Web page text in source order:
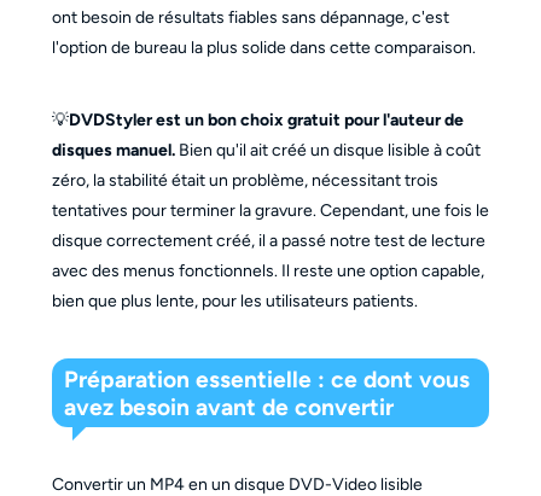
ont besoin de résultats fiables sans dépannage, c'est
l'option de bureau la plus solide dans cette comparaison.
💡DVDStyler est un bon choix gratuit pour l'auteur de
disques manuel.Bien qu'il ait créé un disque lisible à coût
zéro, la stabilité était un problème, nécessitant trois
tentatives pour terminer la gravure. Cependant, une fois le
disque correctement créé, il a passé notre test de lecture
avec des menus fonctionnels. Il reste une option capable,
bien que plus lente, pour les utilisateurs patients.
Préparation essentielle : ce dont vous
avez besoin avant de convertir
Convertir un MP4 en un disque DVD-Video lisible